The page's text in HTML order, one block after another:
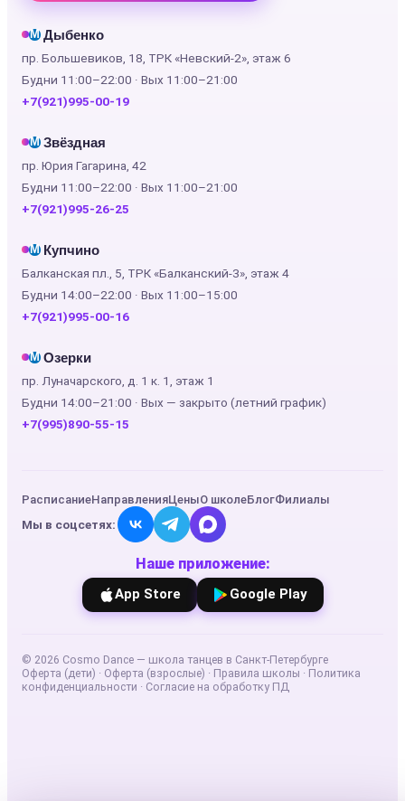
М Дыбенко
пр. Большевиков, 18, ТРК «Невский-2», этаж 6
Будни 11:00–22:00 · Вых 11:00–21:00
+7(921)995-00-19
М Звёздная
пр. Юрия Гагарина, 42
Будни 11:00–22:00 · Вых 11:00–21:00
+7(921)995-26-25
М Купчино
Балканская пл., 5, ТРК «Балканский-3», этаж 4
Будни 14:00–22:00 · Вых 11:00–15:00
+7(921)995-00-16
М Озерки
пр. Луначарского, д. 1 к. 1, этаж 1
Будни 14:00–21:00 · Вых — закрыто (летний график)
+7(995)890-55-15
РасписаниеНаправленияЦеныО школеБлогФилиалы
Мы в соцсетях:
Наше приложение:
App Store Google Play
© 2026 Cosmo Dance — школа танцев в Санкт-Петербурге
Оферта (дети) · Оферта (взрослые) · Правила школы · Политика
конфиденциальности · Согласие на обработку ПД